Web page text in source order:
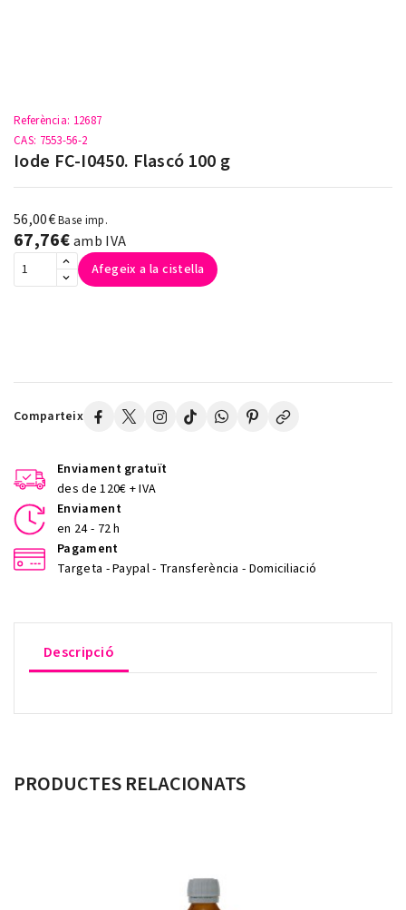
Referència: 12687
CAS: 7553-56-2
Iode FC-I0450. Flascó 100 g
56,00€Base imp.
67,76€amb IVA
Afegeix a la cistella
Comparteix
Enviament gratuït
des de 120€ + IVA
Enviament
en 24 - 72 h
Pagament
Targeta - Paypal - Transferència - Domiciliació
Descripció
PRODUCTES RELACIONATS